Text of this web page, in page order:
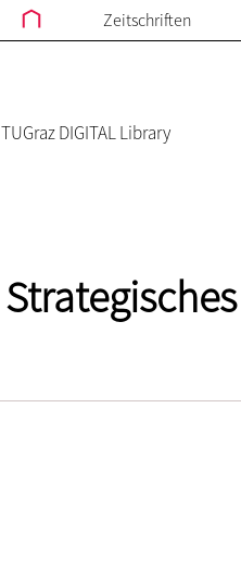
Zeitschriften
TUGraz DIGITAL Library